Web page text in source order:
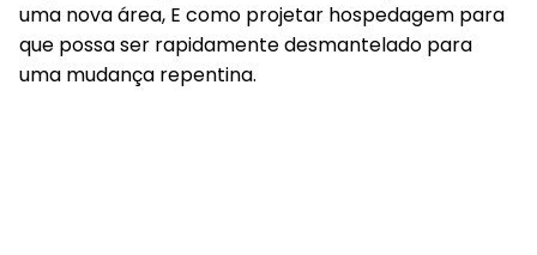
uma nova área, E como projetar hospedagem para
que possa ser rapidamente desmantelado para
uma mudança repentina.